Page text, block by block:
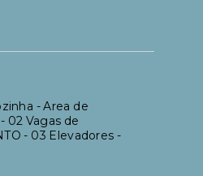
- Area de
02 Vagas de
- 03 Elevadores -